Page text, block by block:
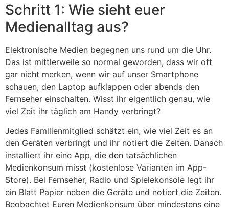
Schritt 1: Wie sieht euer
Medienalltag aus?
Elektronische Medien begegnen uns rund um die Uhr.
Das ist mittlerweile so normal geworden, dass wir oft
gar nicht merken, wenn wir auf unser Smartphone
schauen, den Laptop aufklappen oder abends den
Fernseher einschalten. Wisst ihr eigentlich genau, wie
viel Zeit ihr täglich am Handy verbringt?
Jedes Familienmitglied schätzt ein, wie viel Zeit es an
den Geräten verbringt und ihr notiert die Zeiten. Danach
installiert ihr eine App, die den tatsächlichen
Medienkonsum misst (kostenlose Varianten im App-
Store). Bei Fernseher, Radio und Spielekonsole legt ihr
ein Blatt Papier neben die Geräte und notiert die Zeiten.
Beobachtet Euren Medienkonsum über mindestens eine